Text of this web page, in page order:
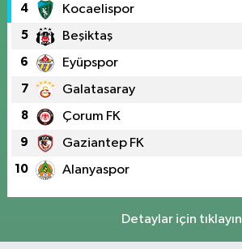
4 Kocaelispor
5 Beşiktaş
6 Eyüpspor
7 Galatasaray
8 Çorum FK
9 Gaziantep FK
10 Alanyaspor
Detaylar için tıklayın